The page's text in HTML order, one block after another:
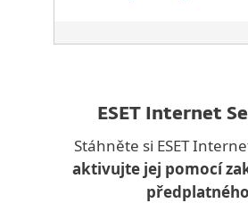
ESET Internet
Stáhněte si ESET
aktivujte jej pomocí